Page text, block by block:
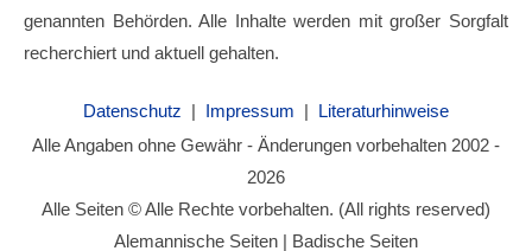
genannten Behörden. Alle Inhalte werden mit großer Sorgfalt
recherchiert und aktuell gehalten.
Datenschutz | Impressum | Literaturhinweise
Alle Angaben ohne Gewähr - Änderungen vorbehalten 2002 -
2026
Alle Seiten © Alle Rechte vorbehalten. (All rights reserved)
Alemannische Seiten | Badische Seiten